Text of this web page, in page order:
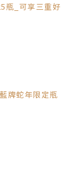
瓶_可享三重好
牌蛇年限定瓶